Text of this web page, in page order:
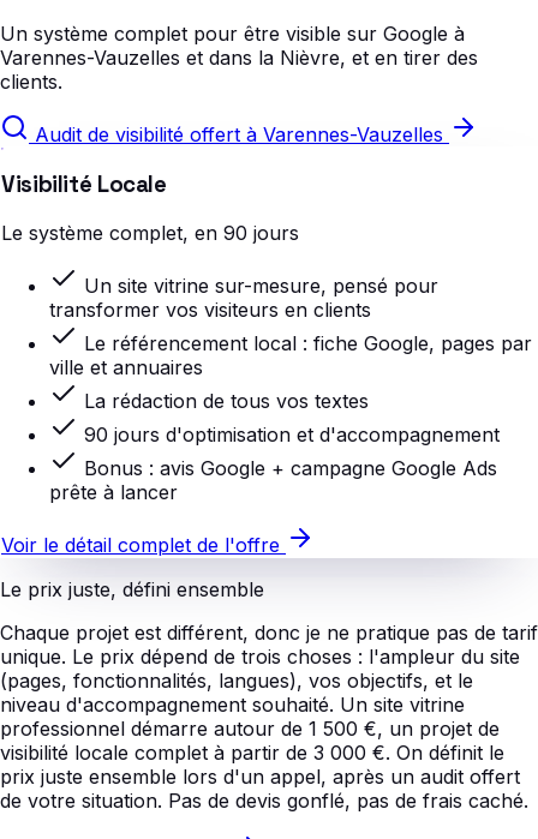
Un système complet pour être visible sur Google à
Varennes-Vauzelles et dans la Nièvre, et en tirer des
clients.
Audit de visibilité offert à Varennes-Vauzelles
Visibilité Locale
Le système complet, en 90 jours
Un site vitrine sur-mesure, pensé pour
transformer vos visiteurs en clients
Le référencement local : fiche Google, pages par
ville et annuaires
La rédaction de tous vos textes
90 jours d'optimisation et d'accompagnement
Bonus : avis Google + campagne Google Ads
prête à lancer
Voir le détail complet de l'offre
Le prix juste, défini ensemble
Chaque projet est différent, donc je ne pratique pas de tarif
unique. Le prix dépend de trois choses : l'ampleur du site
(pages, fonctionnalités, langues), vos objectifs, et le
niveau d'accompagnement souhaité. Un site vitrine
professionnel démarre autour de 1 500 €, un projet de
visibilité locale complet à partir de 3 000 €. On définit le
prix juste ensemble lors d'un appel, après un audit offert
de votre situation. Pas de devis gonflé, pas de frais caché.